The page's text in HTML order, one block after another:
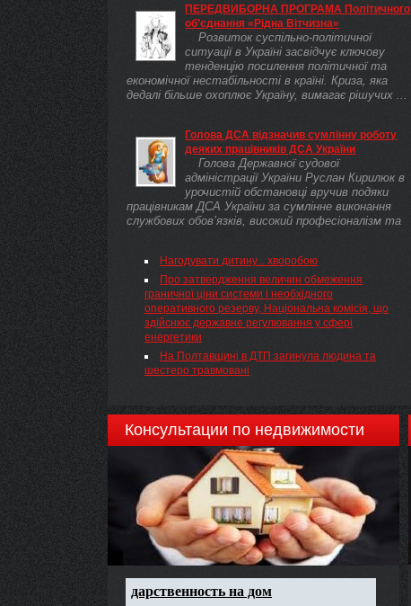
ПЕРЕДВИБОРНА ПРОГРАМА Політичного
об’єднання «Рідна Вітчизна»
Розвиток суспільно-політичної
ситуації в Україні засвідчує ключову
тенденцію посилення політичної та
економічної нестабільності в країні. Криза, яка
дедалі більше охоплює Україну, вимагає рішучих ...
Голова ДСА відзначив сумлінну роботу
деяких працівників ДСА України
Голова Державної судової
адміністрації України Руслан Кирилюк в
урочистій обстановці вручив подяки
працівникам ДСА України за сумлінне виконання
службових обов’язків, високий професіоналізм та
Нагодувати дитину... хворобою
Про затвердження величин обмеження
граничної ціни системи і необхідного
оперативного резерву, Національна комісія, що
здійснює державне регулювання у сфері
енергетики
На Полтавщині в ДТП загинула людина та
шестеро травмовані
Консультации по недвижимости